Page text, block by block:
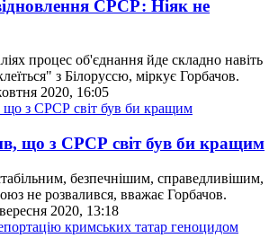
СРСР: Ніяк не
процес об'єднання йде складно навіть
з Білоруссю, міркує Горбачов.
2020, 16:05
що з СРСР світ був би кращим
безпечнішим, справедливішим,
не розвалився, вважає Горбачов.
2020, 13:18